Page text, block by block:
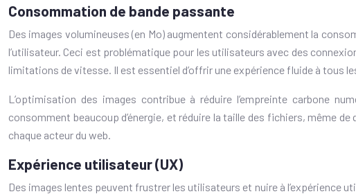
Consommation de bande passante
Des images volumineuses (en Mo) augmentent considérablement la
l’utilisateur. Ceci est problématique pour les utilisateurs avec des
limitations de vitesse. Il est essentiel d’offrir une expérience fluide à tous
L’optimisation des images contribue à réduire l’empreinte carbone
consomment beaucoup d’énergie, et réduire la taille des fichiers, même
chaque acteur du web.
Expérience utilisateur (UX)
Des images lentes peuvent frustrer les utilisateurs et nuire à l’expérience